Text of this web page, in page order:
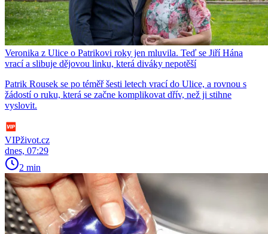
Veronika z Ulice o Patrikovi roky jen mluvila. Teď se Jiří Hána
vrací a slibuje dějovou linku, která diváky nepotěší
Patrik Rousek se po téměř šesti letech vrací do Ulice, a rovnou s
žádostí o ruku, která se začne komplikovat dřív, než ji stihne
vyslovit.
VIPživot.cz
dnes, 07:29
2 min